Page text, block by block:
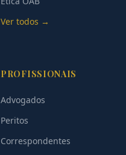
Ver todos →
PROFISSIONAIS
Advogados
Peritos
Correspondentes